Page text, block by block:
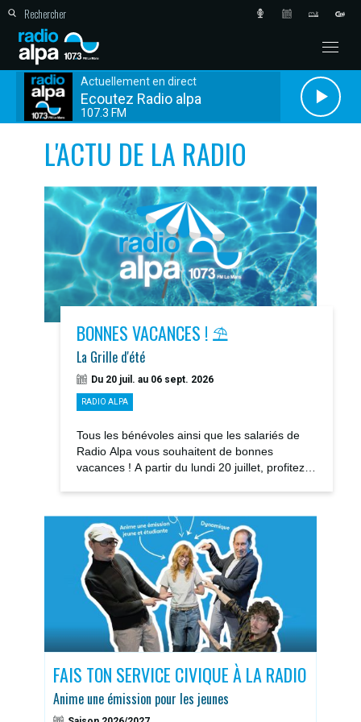
Actuellement en direct
Ecoutez Radio alpa
107.3 FM
L'ACTU DE LA RADIO
BONNES VACANCES ! ⛱️
La Grille d'été
Du 20 juil. au 06 sept. 2026
RADIO ALPA
Tous les bénévoles ainsi que les salariés de
Radio Alpa vous souhaitent de bonnes
vacances ! A partir du lundi 20 juillet, profitez
FAIS TON SERVICE CIVIQUE À LA RADIO
Anime une émission pour les jeunes